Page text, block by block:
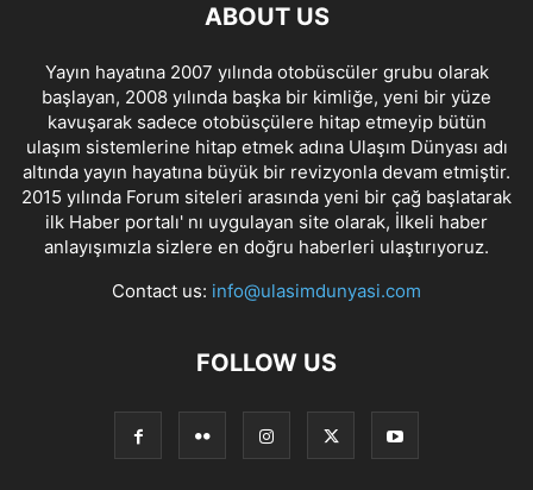
ABOUT US
Yayın hayatına 2007 yılında otobüscüler grubu olarak
başlayan, 2008 yılında başka bir kimliğe, yeni bir yüze
kavuşarak sadece otobüsçülere hitap etmeyip bütün
ulaşım sistemlerine hitap etmek adına Ulaşım Dünyası adı
altında yayın hayatına büyük bir revizyonla devam etmiştir.
2015 yılında Forum siteleri arasında yeni bir çağ başlatarak
ilk Haber portalı' nı uygulayan site olarak, İlkeli haber
anlayışımızla sizlere en doğru haberleri ulaştırıyoruz.
Contact us: info@ulasimdunyasi.com
FOLLOW US